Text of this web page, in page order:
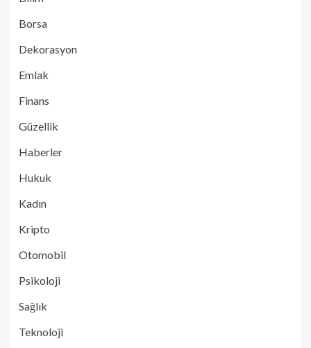
Borsa
Dekorasyon
Emlak
Finans
Güzellik
Haberler
Hukuk
Kadın
Kripto
Otomobil
Psikoloji
Sağlık
Teknoloji